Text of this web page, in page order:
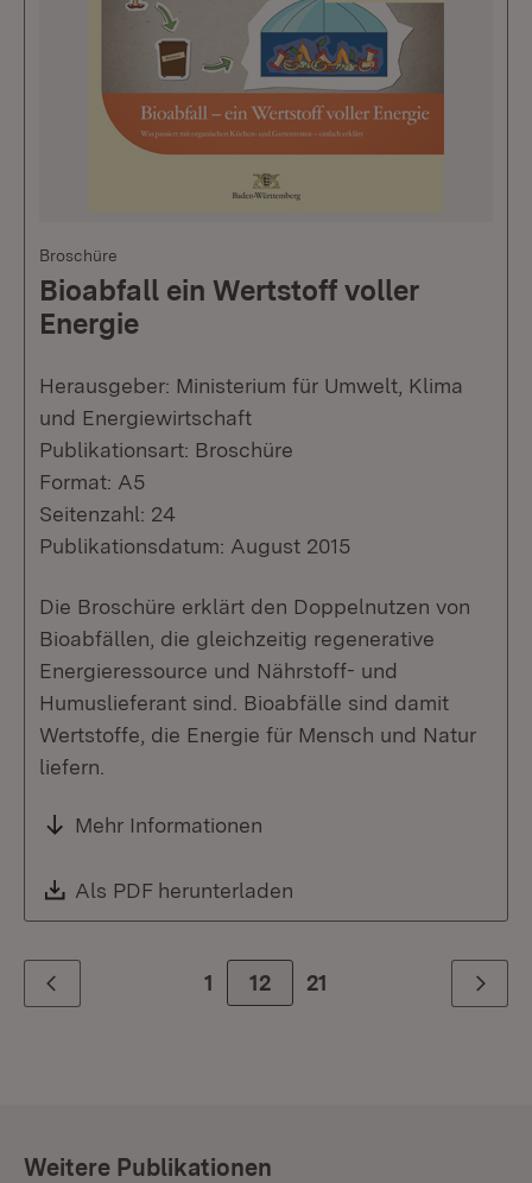
Broschüre
Bioabfall ein Wertstoff voller
Energie
Herausgeber: Ministerium für Umwelt, Klima
und Energiewirtschaft
Publikationsart: Broschüre
Format: A5
Seitenzahl: 24
Publikationsdatum: August 2015
Die Broschüre erklärt den Doppelnutzen von
Bioabfällen, die gleichzeitig regenerative
Energieressource und Nährstoff- und
Humuslieferant sind. Bioabfälle sind damit
Wertstoffe, die Energie für Mensch und Natur
liefern.
Mehr Informationen
Download:
Als PDF herunterladen
Zurück 1 Zur Seite
12 21 Weiter
Weitere Publikationen